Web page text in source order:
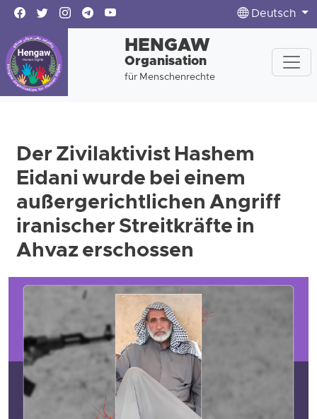
Deutsch
HENGAW
Organisation
für Menschenrechte
Der Zivilaktivist Hashem
Eidani wurde bei einem
außergerichtlichen Angriff
iranischer Streitkräfte in
Ahvaz erschossen